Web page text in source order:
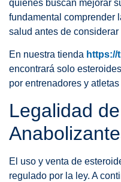
quienes buscan mejorar
fundamental comprender
salud antes de considerar
En nuestra tienda https://
encontrará solo
por entrenadores y
Legalidad
El uso y venta de
regulado por la ley. A